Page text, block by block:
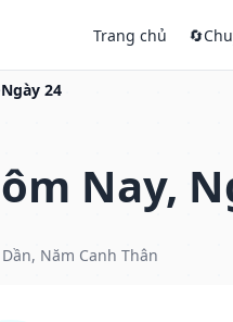
Trang chủ 🔄
Ngày 24
Nay,
Năm Canh Thân